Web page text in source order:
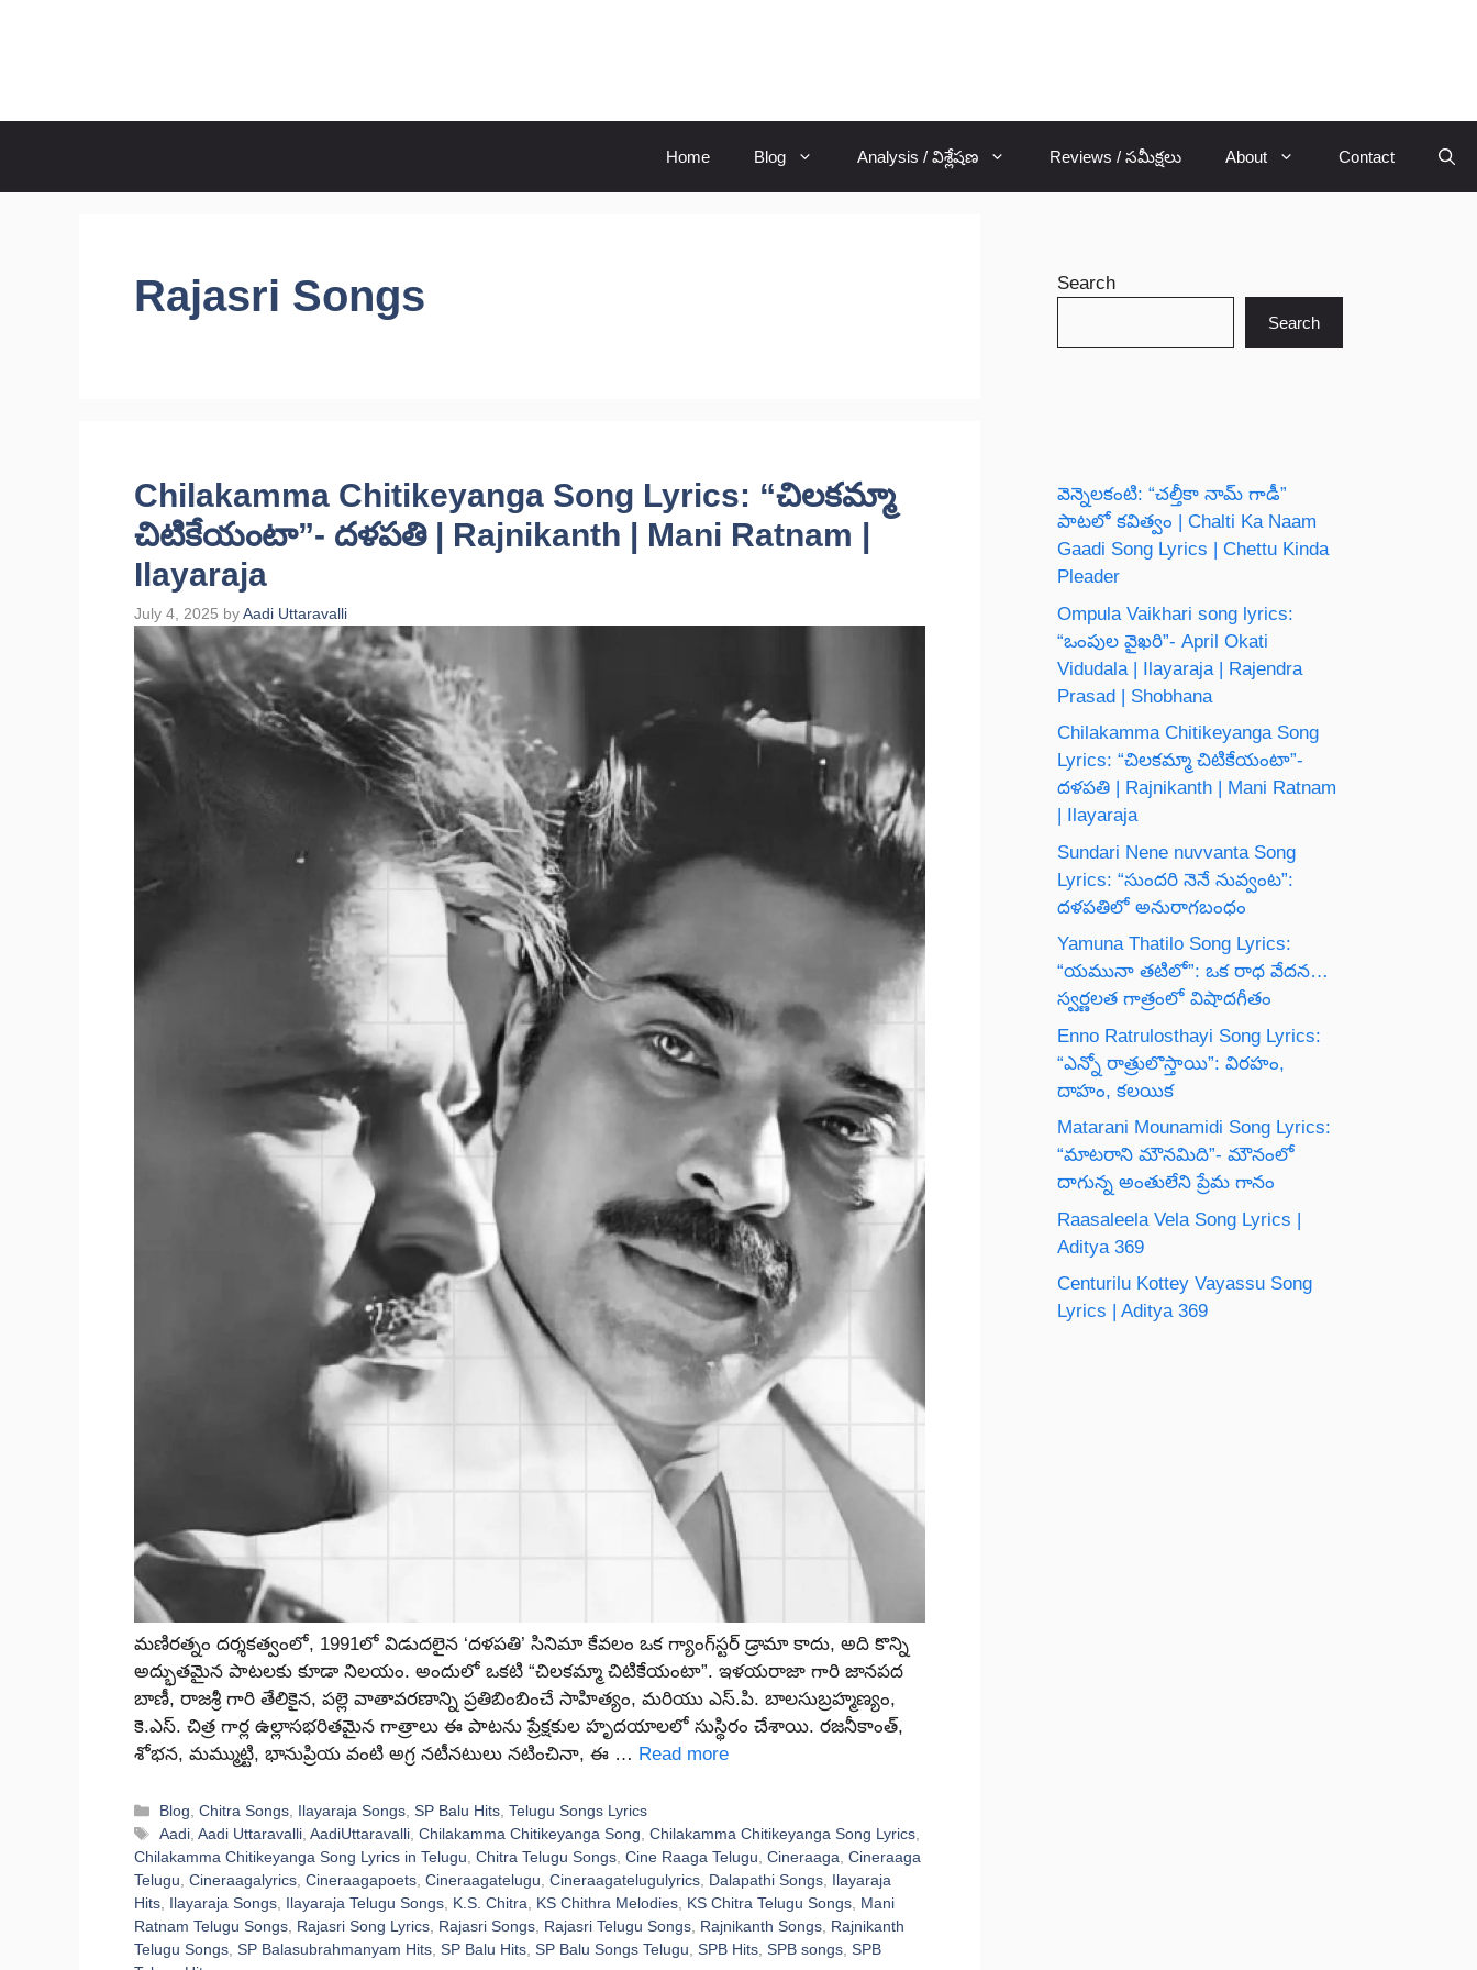
Home Blog Analysis / విశ్లేషణ Reviews / సమీక్షలు About Contact
Rajasri Songs
Chilakamma Chitikeyanga Song Lyrics: “చిలకమ్మా
చిటికేయంటా”- దళపతి | Rajnikanth | Mani Ratnam |
Ilayaraja
July 4, 2025 byAadi Uttaravalli
మణిరత్నం దర్శకత్వంలో, 1991లో విడుదలైన ‘దళపతి’ సినిమా కేవలం ఒక గ్యాంగ్‌స్టర్ డ్రామా కాదు, అది కొన్ని
అద్భుతమైన పాటలకు కూడా నిలయం. అందులో ఒకటి “చిలకమ్మా చిటికేయంటా”. ఇళయరాజా గారి జానపద
బాణీ, రాజశ్రీ గారి తేలికైన, పల్లె వాతావరణాన్ని ప్రతిబింబించే సాహిత్యం, మరియు ఎస్.పి. బాలసుబ్రహ్మణ్యం,
కె.ఎస్. చిత్ర గార్ల ఉల్లాసభరితమైన గాత్రాలు ఈ పాటను ప్రేక్షకుల హృదయాలలో సుస్థిరం చేశాయి. రజనీకాంత్,
శోభన, మమ్ముట్టి, భానుప్రియ వంటి అగ్ర నటీనటులు నటించినా, ఈ … Read more
Categories
Blog,Chitra Songs, Ilayaraja Songs,SP Balu Hits,Telugu Songs Lyrics
Tags
Aadi,Aadi Uttaravalli,AadiUttaravalli,Chilakamma Chitikeyanga Song,Chilakamma Chitikeyanga Song Lyrics,
Chilakamma Chitikeyanga Song Lyrics in Telugu, Chitra Telugu Songs, Cine Raaga Telugu, Cineraaga, Cineraaga
Telugu, Cineraagalyrics, Cineraagapoets, Cineraagatelugu, Cineraagatelugulyrics, Dalapathi Songs, Ilayaraja
Hits, Ilayaraja Songs, Ilayaraja Telugu Songs, K.S. Chitra, KS Chithra Melodies, KS Chitra Telugu Songs, Mani
Ratnam Telugu Songs, Rajasri Song Lyrics, Rajasri Songs, Rajasri Telugu Songs, Rajnikanth Songs, Rajnikanth
Telugu Songs, SP Balasubrahmanyam Hits, SP Balu Hits, SP Balu Songs Telugu, SPB Hits, SPB songs, SPB
Search
Search
వెన్నెలకంటి: “చల్తీకా నామ్ గాడీ”
పాటలో కవిత్వం | Chalti Ka Naam
Gaadi Song Lyrics | Chettu Kinda
Pleader
Ompula Vaikhari song lyrics:
“ఒంపుల వైఖరి”- April Okati
Vidudala | Ilayaraja | Rajendra
Prasad | Shobhana
Chilakamma Chitikeyanga Song
Lyrics: “చిలకమ్మా చిటికేయంటా”-
దళపతి | Rajnikanth | Mani Ratnam
| Ilayaraja
Sundari Nene nuvvanta Song
Lyrics: “సుందరి నెనే నువ్వంట”:
దళపతిలో అనురాగబంధం
Yamuna Thatilo Song Lyrics:
“యమునా తటిలో”: ఒక రాధ వేదన…
స్వర్ణలత గాత్రంలో విషాదగీతం
Enno Ratrulosthayi Song Lyrics:
“ఎన్నో రాత్రులొస్తాయి”: విరహం,
దాహం, కలయిక
Matarani Mounamidi Song Lyrics:
“మాటరాని మౌనమిది”- మౌనంలో
దాగున్న అంతులేని ప్రేమ గానం
Raasaleela Vela Song Lyrics |
Aditya 369
Centurilu Kottey Vayassu Song
Lyrics | Aditya 369